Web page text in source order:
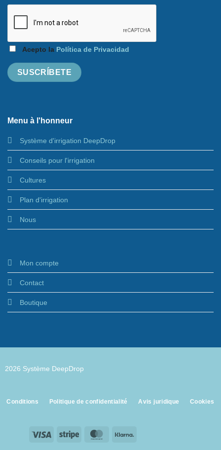
Menu à l'honneur
Système d'irrigation DeepDrop
Conseils pour l'irrigation
Cultures
Plan d'irrigation
Nous
Mon compte
Contact
Boutique
Acepto la Política de Privacidad
2026 Système DeepDrop
Visa Stripe MasterCard
Conditions Politique de confidentialité Avis juridique Cookies